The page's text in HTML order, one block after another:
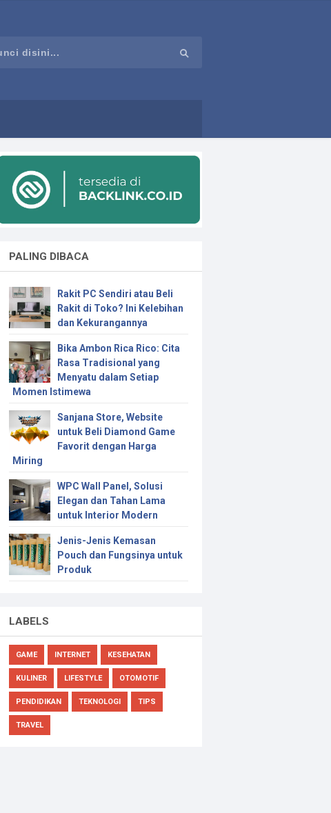
PALING DIBACA
Rakit PC Sendiri atau Beli
Rakit di Toko? Ini Kelebihan
dan Kekurangannya
Bika Ambon Rica Rico: Cita
Rasa Tradisional yang
Menyatu dalam Setiap
Momen Istimewa
Sanjana Store, Website
untuk Beli Diamond Game
Favorit dengan Harga
Miring
WPC Wall Panel, Solusi
Elegan dan Tahan Lama
untuk Interior Modern
Jenis-Jenis Kemasan
Pouch dan Fungsinya untuk
Produk
LABELS
GAME INTERNET KESEHATAN
KULINER LIFESTYLE OTOMOTIF
PENDIDIKAN TEKNOLOGI TIPS
TRAVEL